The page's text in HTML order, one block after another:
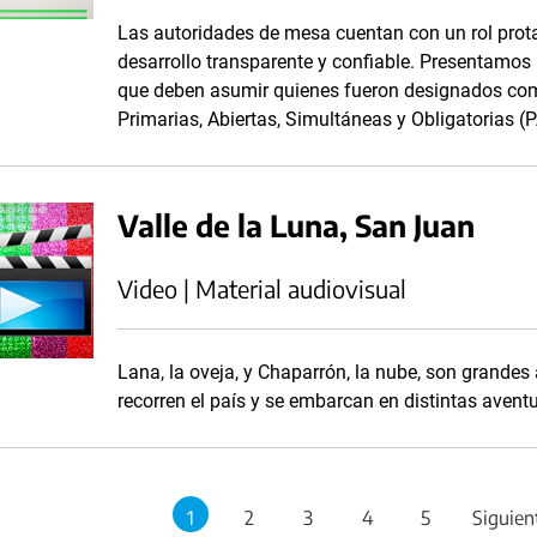
Las autoridades de mesa cuentan con un rol
desarrollo transparente y confiable.
que deben asumir quienes fueron designados
Primarias, Abiertas, Simultáneas y Obligatorias
Valle de la Luna, San Juan
Video | Material audiovisual
Lana, la oveja, y Chaparrón, la nube, son
recorren el país y se embarcan en distintas
1 2 3 4 5